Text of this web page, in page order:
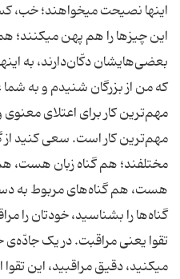
اینها نصیحت میخواهند؛ خب،
این چیزها را هم پهن میکنند؛
بعضی‌هایشان دکّان‌دارند، به
که من از بزرگان شنیدم و به
مهم‌ترین کار برای اعتلای معنوی
مهم‌ترین کار است. سعی کنید از
مختلفند؛ هم گناه زبان هست،
هست، هم گناه‌های مربوط به
گناه‌ها را بشناسید، خودتان را
تقوا یعنی مراقبت. در یک
میکنید، دقیق مراقبید، این